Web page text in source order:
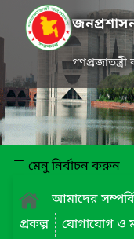
মেনু নির্বাচন করুন
আমাদের
প্রকল্প
যোগাযোগ ও